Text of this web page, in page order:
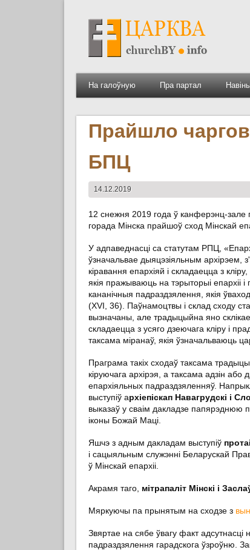
На галоўную Пра партал
Прайшло
БПЦ
14.12.2019
12 снежня 2019 года ў канферэнц-зале
горада Мінска прайшоў сход Мінскай
У адпаведнасці са статутам РПЦ,
ўзначальвае дыяцэзіяльным архірэем,
кіравання епархіяй і складаецца з
якія пражываюць на тэрыторыі епархіі
кананічныя падраздзялення, якія
(XVI, 36). Паўнамоцтвы і склад сходу
вызначаны, але традыцыйна яно
складаецца з усяго дзеючага кліру і
таксама міранаў, якія ўзначальваюць
Праграма такіх сходаў таксама
кіруючага архірэя, а таксама адзін або
епархіяльных падраздзяленняў.
выступіў архіепіскап Навагрудскі і
выказаў у сваім дакладзе папярэднюю
іконы Божай Маці.
Яшчэ з адным дакладам выступіў
і сацыяльным служэнні Беларускай
ў Мінскай епархіі.
Акрамя таго, мітрапаліт Мінскі і
Мяркуючы па прынятым на сходзе з
Звяртае на сябе ўвагу факт
падраздзялення гарадскога ўзроўню.